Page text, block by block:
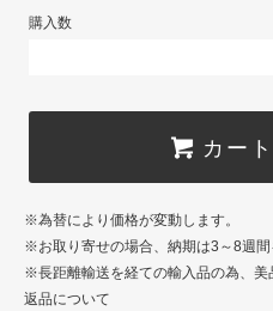
購入数
カー
※為替により価格が変動します。
※お取り寄せの場合、納期は3～8週間
※長距離輸送を経ての輸入品の為、美
返品について